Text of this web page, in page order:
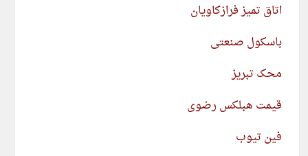
اتاق تمیز فرازکاویان
باسکول صنعتی
محک تبریز
قیمت هبلکس رضوی
فین تیوب